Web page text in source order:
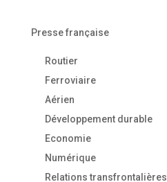
Presse française
Routier
Ferroviaire
Aérien
Développement durable
Economie
Numérique
Relations transfrontalières